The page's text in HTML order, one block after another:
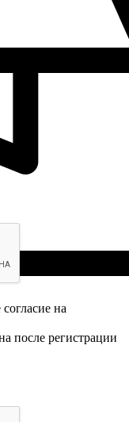
после регистрации
на